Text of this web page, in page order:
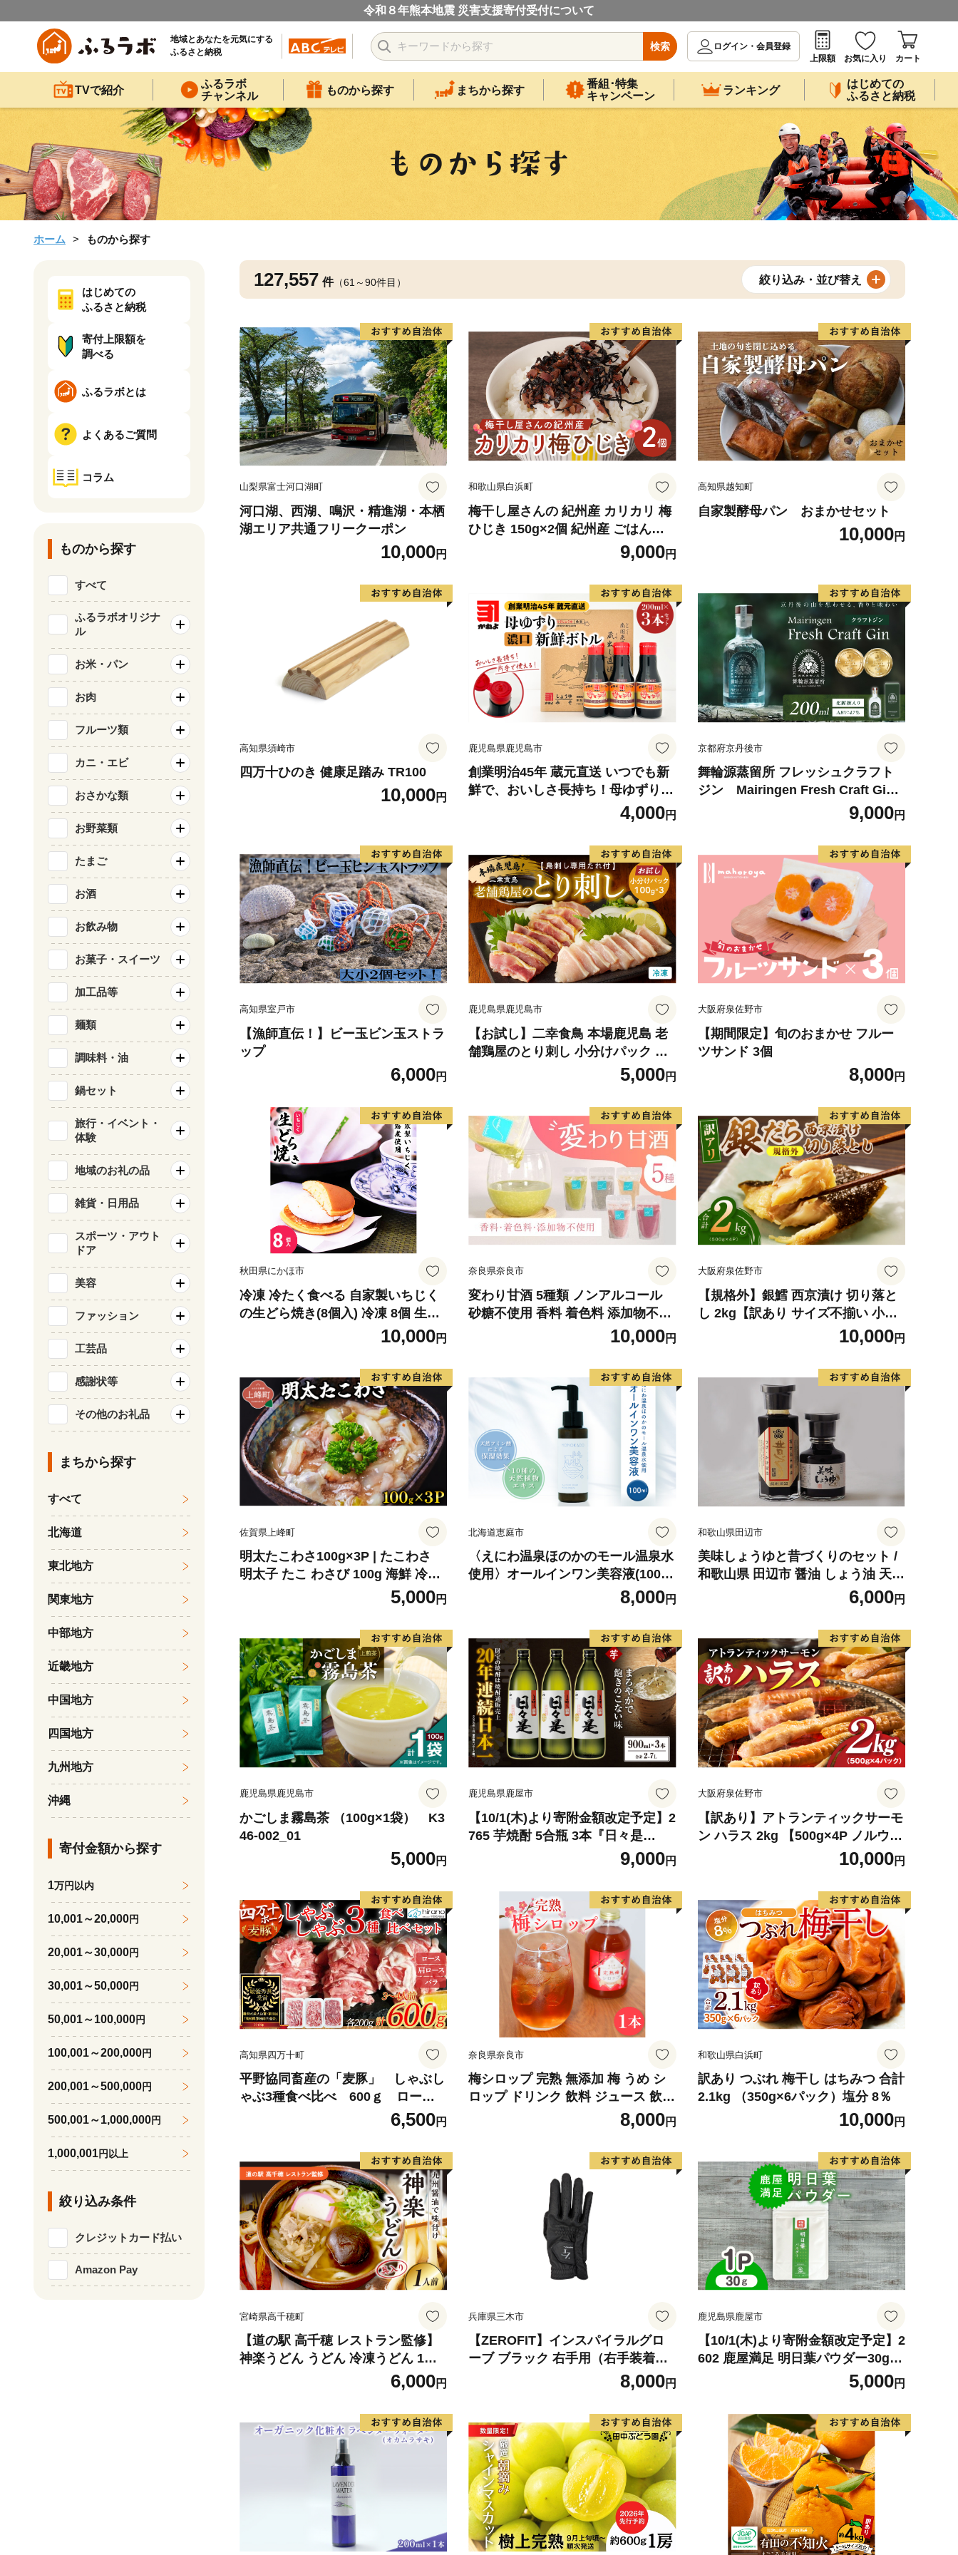
令和８年熊本地震 災害支援寄付受付について
地域とあなたを元気にする
ふるさと納税
検索
ログイン・会員登録
上限額
お気に入り カート
TVで紹介
ふるラボ
チャンネル
ものから探す まちから探す
番組･特集
キャンペーン
ランキング
はじめての
ふるさと納税
ホーム ものから探す
127,557 件（61～90件目） 絞り込み・並び替え
山梨県富士河口湖町
河口湖、西湖、鳴沢・精進湖・本栖
湖エリア共通フリークーポン
10,000円
和歌山県白浜町
梅干し屋さんの 紀州産 カリカリ 梅
ひじき 150g×2個 紀州産 ごはんの
9,000円
高知県越知町
自家製酵母パン おまかせセット
10,000円
高知県須崎市
四万十ひのき 健康足踏み TR100
10,000円
鹿児島県鹿児島市
創業明治45年 蔵元直送 いつでも新
鮮で、おいしさ長持ち！母ゆずり濃
口 新鮮ボトル 3本セット K058-02
4,000円
京都府京丹後市
舞輪源蒸留所 フレッシュクラフト
ジン Mairingen Fresh Craft Gin
9,000円
高知県室戸市
【漁師直伝！】ビー玉ビン玉ストラ
ップ
6,000円
鹿児島県鹿児島市
【お試し】二幸食鳥 本場鹿児島 老
舗鶏屋のとり刺し 小分けパック 鳥
刺し専用たれ付 K243-0025,000円
大阪府泉佐野市
【期間限定】旬のおまかせ フルー
ツサンド 3個
8,000円
秋田県にかほ市
冷凍 冷たく食べる 自家製いちじく
の生どら焼き(8個入) 冷凍 8個 生ど
ら焼き スイーツ 和菓子 生クリーム
どら焼き お菓子 おかし おやつ どら
やき いちじく イチジク 無花果
10,000円
奈良県奈良市
変わり甘酒 5種類 ノンアルコール
砂糖不使用 香料 着色料 添加物不使
用 グルテンフリー ぐるてんふり
ー・ヴィーガン びーがん 米糀 甘酒
あまざけ手作り スイーツ スウィー
ツ 冷凍 発酵 健康 ラッコラ 奈良県
奈良市 I-322
10,000円
大阪府泉佐野市
【規格外】銀鱈 西京漬け 切り落と
し 2kg【訳あり サイズ不揃い 小分
け 500g×4P 熟成 銀だら ぎんだら
ギンダラ 海産物 魚 惣菜 西京焼き
10,000円
佐賀県上峰町
明太たこわさ100g×3P | たこわさ
明太子 たこ わさび 100g 海鮮 冷凍
5,000円
北海道恵庭市
〈えにわ温泉ほのかのモール温泉水
使用〉オールインワン美容液(100m
8,000円
和歌山県田辺市
美味しょうゆと昔づくりのセット /
和歌山県 田辺市 醤油 しょう油 天然
醸造 かけ醤油 【toz010-1】6,000円
鹿児島県鹿児島市
かごしま霧島茶 （100g×1袋） K3
46-002_01
5,000円
鹿児島県鹿屋市
【10/1(木)より寄附金額改定予定】2
765 芋焼酎 5合瓶 3本『日々是
（芋）』温泉水仕立ての焼酎 KN0
9,000円
大阪府泉佐野市
【訳あり】アトランティックサーモ
ン ハラス 2kg 【500g×4P ノルウェ
ー 大トロ 腹身 上質 冷凍】10,000円
高知県四万十町
平野協同畜産の「麦豚」 しゃぶし
ゃぶ3種食べ比べ 600ｇ ロー
ス 肩ロース バラ 200ｇ×3パッ
6,500円
奈良県奈良市
梅シロップ 完熟 無添加 梅 うめ シ
ロップ ドリンク 飲料 ジュース 飲み
物 スイーツ デザート ギフト プレゼ
ント 贈り物 健康 美容 果実酒 フル
ーツ 果物 国産 梅干し 梅干 梅古庵
8,000円
和歌山県白浜町
訳あり つぶれ 梅干し はちみつ 合計
2.1kg （350g×6パック）塩分 8％
10,000円
宮崎県高千穂町
【道の駅 高千穂 レストラン監修】
神楽うどん うどん 冷凍うどん 1人
前 具入り かつお出汁 惣菜 加工品
冷凍 手軽 簡単調理 お取り寄せ ご当
地 グルメ 宮崎県 高千穂町 _Tk005-
104
6,000円
兵庫県三木市
【ZEROFIT】インスパイラルグロ
ーブ ブラック 右手用（右手装着
用） 23cm ／ ゴルフグローブ ゴル
フ スポーツ 極薄素材 合成皮革 タイ
ト 密着 練習用 ラウンド時 滑りにく
い 動きやすい 快適 ユニセックス ゼ
ロフィット
8,000円
鹿児島県鹿屋市
【10/1(木)より寄附金額改定予定】2
602 鹿屋満足 明日葉パウダー30g
5,000円
はじめての
ふるさと納税
寄付上限額を
調べる
ふるラボとは
よくあるご質問
コラム
ものから探す
すべて
ふるラボオリジナ
ル
お米・パン
お肉
フルーツ類
カニ・エビ
おさかな類
お野菜類
たまご
お酒
お飲み物
お菓子・スイーツ
加工品等
麺類
調味料・油
鍋セット
旅行・イベント・
体験
地域のお礼の品
雑貨・日用品
スポーツ・アウト
ドア
美容
ファッション
工芸品
感謝状等
その他のお礼品
まちから探す
すべて
北海道
東北地方
関東地方
中部地方
近畿地方
中国地方
四国地方
九州地方
沖縄
寄付金額から探す
1万円以内
10,001～20,000円
20,001～30,000円
30,001～50,000円
50,001～100,000円
100,001～200,000円
200,001～500,000円
500,001～1,000,000円
1,000,001円以上
絞り込み条件
クレジットカード払い
Amazon Pay